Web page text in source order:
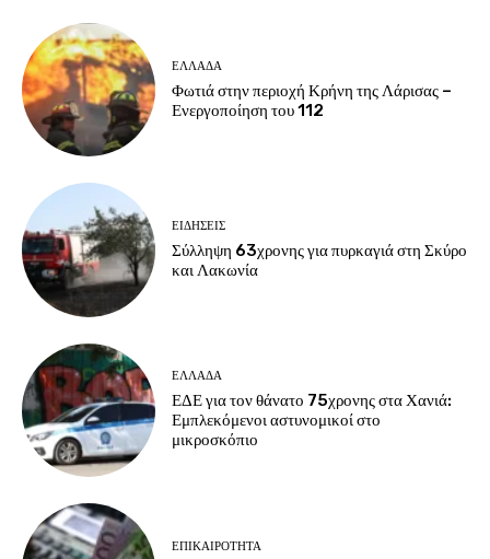
ΕΛΛΑΔΑ
Φωτιά στην περιοχή Κρήνη της Λάρισας –
Ενεργοποίηση του 112
ΕΙΔΗΣΕΙΣ
Σύλληψη 63χρονης για πυρκαγιά στη Σκύρο
και Λακωνία
ΕΛΛΑΔΑ
ΕΔΕ για τον θάνατο 75χρονης στα Χανιά:
Εμπλεκόμενοι αστυνομικοί στο
μικροσκόπιο
ΕΠΙΚΑΙΡΟΤΗΤΑ